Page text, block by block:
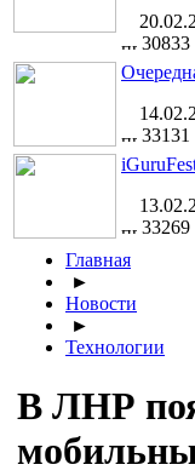
30833
33131
33269
Главная
►
Новости
►
Технологии
В ЛНР